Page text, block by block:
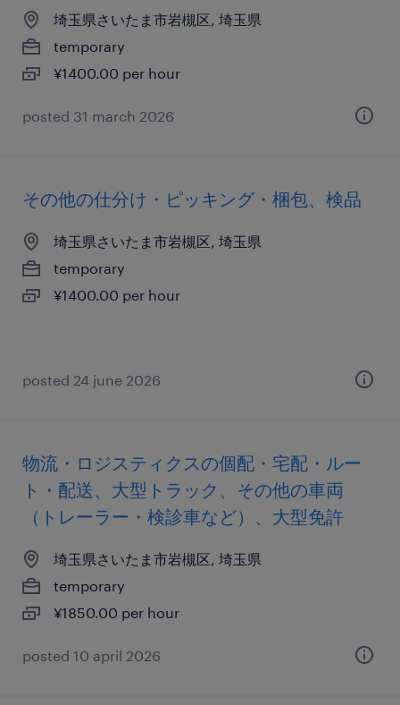
埼玉県さいたま市岩槻区, 埼玉県
temporary
¥1400.00 per hour
posted 31 march 2026
その他の仕分け・ピッキング・梱包、検品
埼玉県さいたま市岩槻区, 埼玉県
temporary
¥1400.00 per hour
posted 24 june 2026
物流・ロジスティクスの個配・宅配・ルー
ト・配送、大型トラック、その他の車両
（トレーラー・検診車など）、大型免許
埼玉県さいたま市岩槻区, 埼玉県
temporary
¥1850.00 per hour
posted 10 april 2026